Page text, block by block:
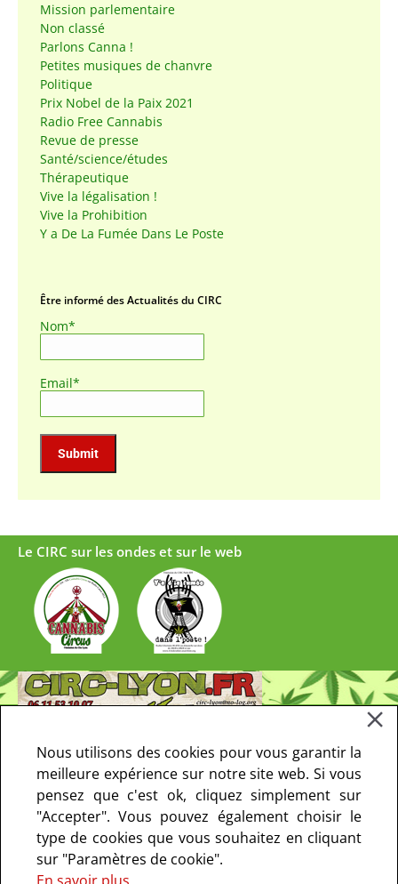
Mission parlementaire
Non classé
Parlons Canna !
Petites musiques de chanvre
Politique
Prix Nobel de la Paix 2021
Radio Free Cannabis
Revue de presse
Santé/science/études
Thérapeutique
Vive la légalisation !
Vive la Prohibition
Y a De La Fumée Dans Le Poste
Être informé des Actualités du CIRC
Nom*
Email*
Le CIRC sur les ondes et sur le web
Nous utilisons des cookies pour vous garantir la
meilleure expérience sur notre site web. Si vous
pensez que c'est ok, cliquez simplement sur
"Accepter". Vous pouvez également choisir le
type de cookies que vous souhaitez en cliquant
sur "Paramètres de cookie".